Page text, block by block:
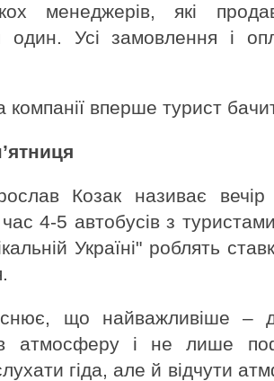
менеджерів, які
один. Усі замовлення і
компанії вперше турист
Козак називає вечір
4-5 автобусів з
Україні" роблять
що найважливіше –
атмосферу і не лише
гіда, але й відчути